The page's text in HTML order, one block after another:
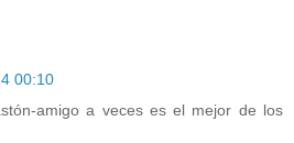
00:10
amigo a veces es el mejor de los